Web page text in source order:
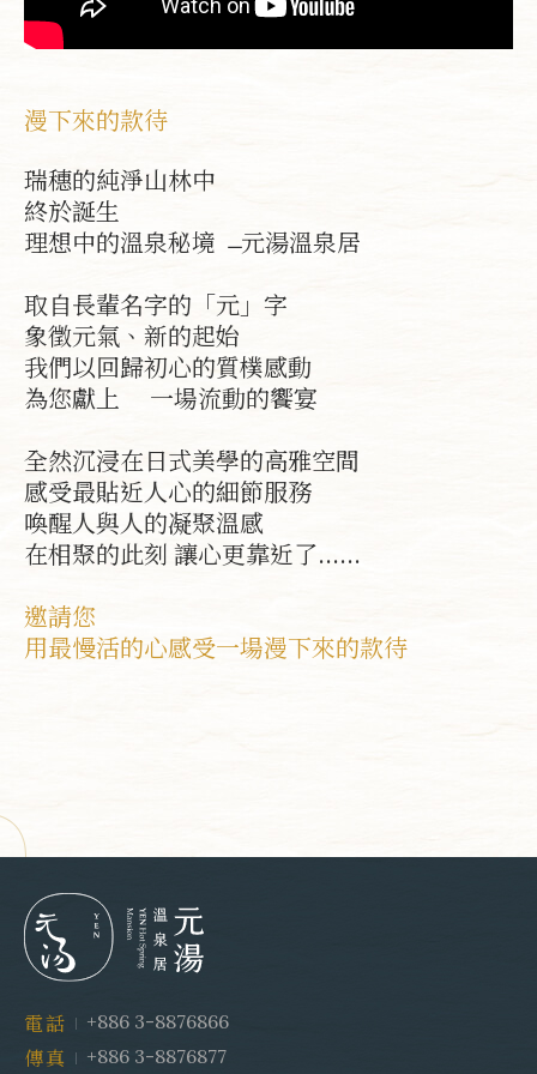
漫下來的款待
瑞穗的純淨山林中
終於誕生
理想中的溫泉秘境 ̶ 元湯溫泉居
取自長輩名字的「元」字
象徵元氣、新的起始
我們以回歸初心的質樸感動
為您獻上 一場流動的饗宴
全然沉浸在日式美學的高雅空間
感受最貼近人心的細節服務
喚醒人與人的凝聚溫感
在相聚的此刻 讓心更靠近了......
邀請您
用最慢活的心感受一場漫下來的款待
電話
+886 3-8876866
傳真
+886 3-8876877